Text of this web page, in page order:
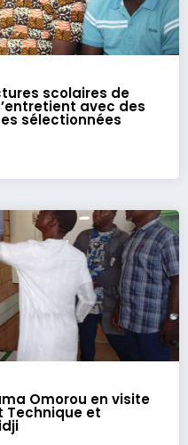
scolaires de
avec des
sélectionnées
Omorou en visite
Technique et